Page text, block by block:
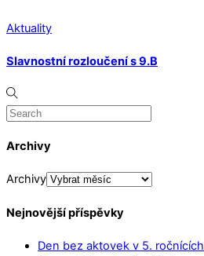
Aktuality
Slavnostní rozloučení s 9.B
Archivy
Archivy
Nejnovější příspěvky
Den bez aktovek v 5. ročnících